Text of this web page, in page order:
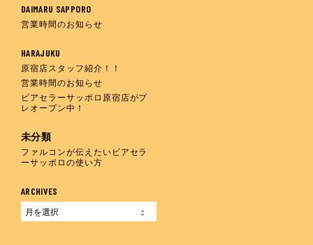
DAIMARU SAPPORO
営業時間のお知らせ
HARAJUKU
原宿店スタッフ紹介！！
営業時間のお知らせ
ビアセラーサッポロ原宿店がプ
レオープン中！
未分類
ファルコンが伝えたいビアセラ
ーサッポロの使い方
ARCHIVES